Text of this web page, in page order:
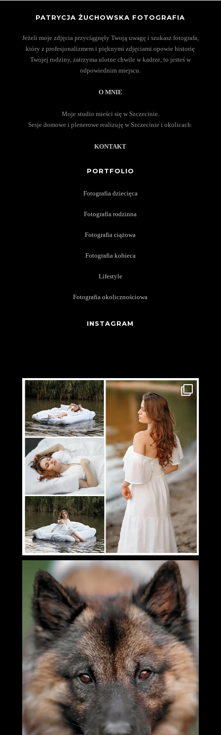
PATRYCJA ŻUCHOWSKA FOTOGRAFIA
Jeżeli moje zdjęcia przyciągnęły Twoją uwagę i szukasz fotografa,
który z profesjonalizmem i pięknymi zdjęciami opowie historię
Twojej rodziny, zatrzyma ulotne chwile w kadrze, to jesteś w
odpowiednim miejscu.
O MNIE
Moje studio mieści się w Szczecinie.
Sesje domowe i plenerowe realizuję w Szczecinie i okolicach.
KONTAKT
PORTFOLIO
Fotografia dziecięca
Fotografia rodzinna
Fotografia ciążowa
Fotografia kobieca
Lifestyle
Fotografia okolicznościowa
INSTAGRAM